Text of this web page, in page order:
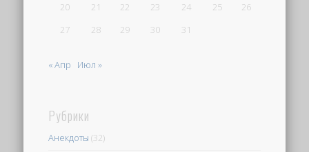
20
21 22 23 24 25
26
27
28 29 30 31
« Апр Июл »
Рубрики
Анекдоты (32)